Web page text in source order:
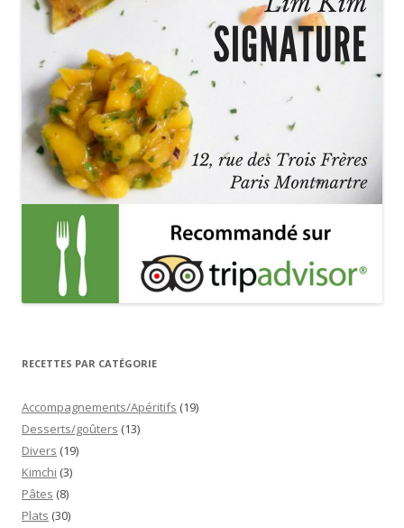
RECETTES PAR CATÉGORIE
Accompagnements/Apéritifs (19)
Desserts/goûters (13)
Divers (19)
Kimchi (3)
Pâtes (8)
Plats (30)